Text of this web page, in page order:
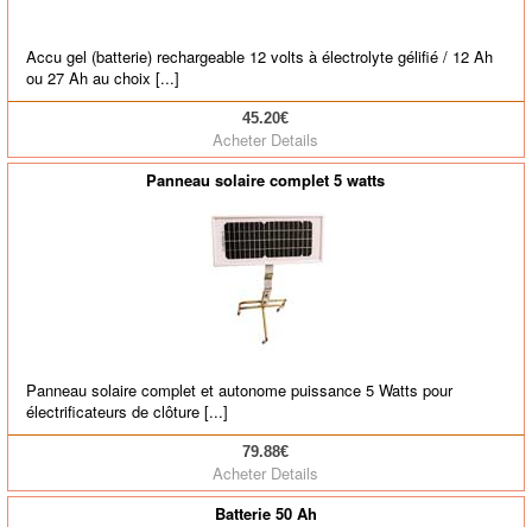
Accu gel (batterie) rechargeable 12 volts à électrolyte gélifié / 12 Ah
ou 27 Ah au choix [...]
45.20€
Acheter Details
Panneau solaire complet 5 watts
Panneau solaire complet et autonome puissance 5 Watts pour
électrificateurs de clôture [...]
79.88€
Acheter Details
Batterie 50 Ah